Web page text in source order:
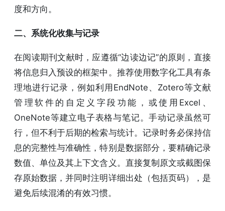
度和方向。
二、系统化收集与记录
在阅读期刊文献时，应遵循“边读边记”的原则，直接
将信息归入预设的框架中。推荐使用数字化工具有条
理地进行记录，例如利用EndNote、Zotero等文献
管理软件的自定义字段功能，或使用Excel、
OneNote等建立电子表格与笔记。手动记录虽然可
行，但不利于后期的检索与统计。记录时务必保持信
息的完整性与准确性，特别是数据部分，要精确记录
数值、单位及其上下文含义。直接复制原文或截图保
存原始数据，并同时注明详细出处（包括页码），是
避免后续混淆的有效习惯。